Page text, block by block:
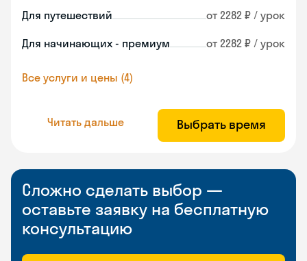
Для путешествий от 2282 ₽ / урок
Для начинающих - премиум от 2282 ₽ / урок
Все услуги и цены (4)
Читать дальше Выбрать время
Сложно сделать выбор —
оставьте заявку на бесплатную
консультацию